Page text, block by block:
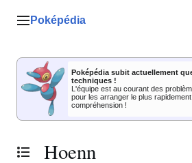
Menu principal
Poképédia
Poképédia subit actuellement
techniques !
L'équipe est au courant des
pour les arranger le plus
compréhension !
Basculer la table des matières
Hoenn